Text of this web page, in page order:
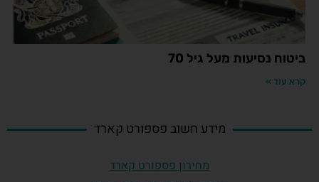
ביטוח נסיעות מעל גיל 70
קרא עוד »
מידע חשוב פספורט קארד
מחירון פספורט קארד